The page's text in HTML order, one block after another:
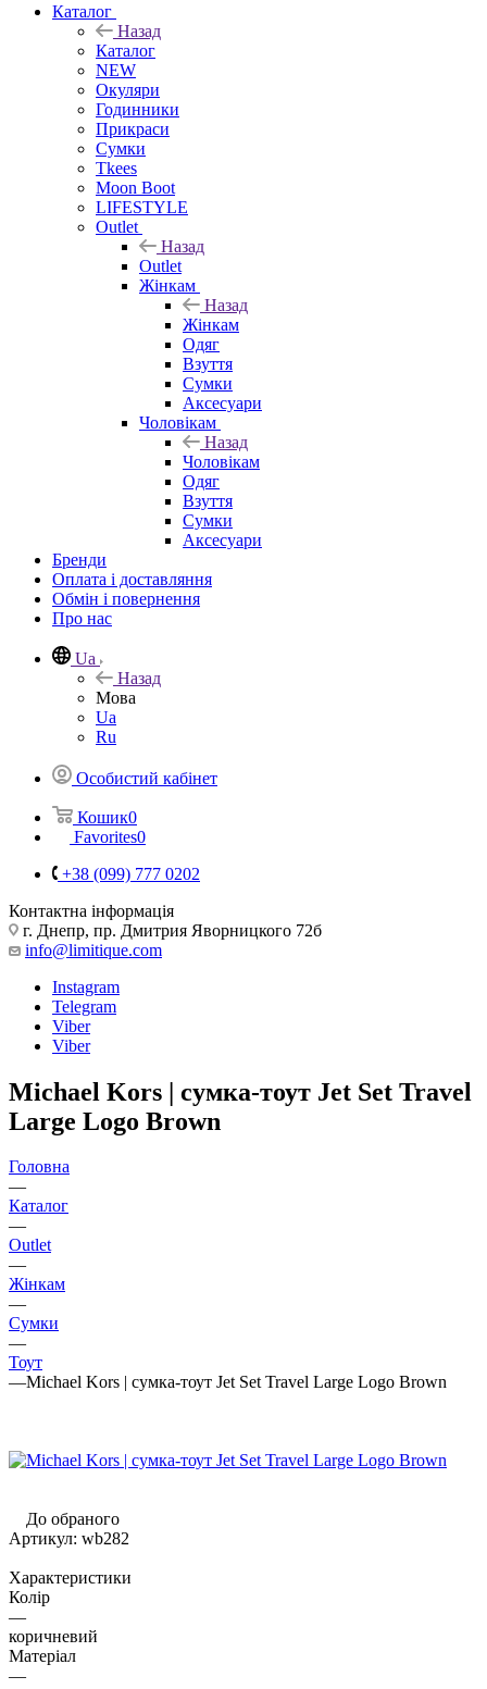
Каталог
Назад
Каталог
NEW
Окуляри
Годинники
Прикраси
Сумки
Tkees
Moon Boot
LIFESTYLE
Outlet
Назад
Outlet
Жінкам
Назад
Жінкам
Одяг
Взуття
Сумки
Аксесуари
Чоловікам
Назад
Чоловікам
Одяг
Взуття
Сумки
Аксесуари
Бренди
Оплата і доставляння
Обмін і повернення
Про нас
Ua
Назад
Мова
Ua
Ru
Особистий кабінет
Кошик0
Favorites0
+38 (099) 777 0202
Контактна інформація
г. Днепр, пр. Дмитрия Яворницкого 72б
info@limitique.com
Instagram
Telegram
Viber
Viber
Michael Kors | сумка-тоут Jet Set Travel
Large Logo Brown
Головна
—
Каталог
—
Outlet
—
Жінкам
—
Сумки
—
Тоут
—Michael Kors | сумка-тоут Jet Set Travel Large Logo Brown
До обраного
Артикул: wb282
Характеристики
Колір
—
коричневий
Матеріал
—